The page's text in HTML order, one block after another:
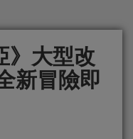
》大型改
新冒險即